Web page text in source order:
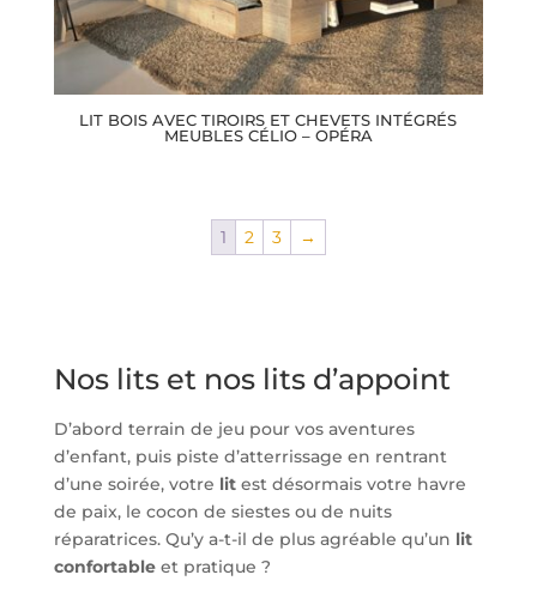
LIT BOIS AVEC TIROIRS ET CHEVETS INTÉGRÉS
MEUBLES CÉLIO – OPÉRA
1 2 3 →
Nos lits et nos lits d’appoint
D’abord terrain de jeu pour vos aventures
d’enfant, puis piste d’atterrissage en rentrant
d’une soirée, votre litest désormais votre havre
de paix, le cocon de siestes ou de nuits
réparatrices. Qu’y a-t-il de plus agréable qu’un lit
confortableet pratique ?